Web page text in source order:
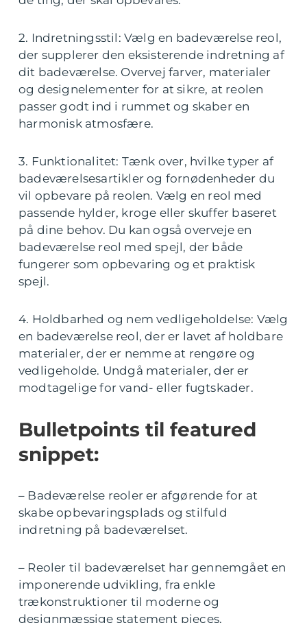
2. Indretningsstil: Vælg en badeværelse reol,
der supplerer den eksisterende indretning af
dit badeværelse. Overvej farver, materialer
og designelementer for at sikre, at reolen
passer godt ind i rummet og skaber en
harmonisk atmosfære.
3. Funktionalitet: Tænk over, hvilke typer af
badeværelsesartikler og fornødenheder du
vil opbevare på reolen. Vælg en reol med
passende hylder, kroge eller skuffer baseret
på dine behov. Du kan også overveje en
badeværelse reol med spejl, der både
fungerer som opbevaring og et praktisk
spejl.
4. Holdbarhed og nem vedligeholdelse: Vælg
en badeværelse reol, der er lavet af holdbare
materialer, der er nemme at rengøre og
vedligeholde. Undgå materialer, der er
modtagelige for vand- eller fugtskader.
Bulletpoints til featured
snippet:
– Badeværelse reoler er afgørende for at
skabe opbevaringsplads og stilfuld
indretning på badeværelset.
– Reoler til badeværelset har gennemgået en
imponerende udvikling, fra enkle
trækonstruktioner til moderne og
designmæssige statement pieces.